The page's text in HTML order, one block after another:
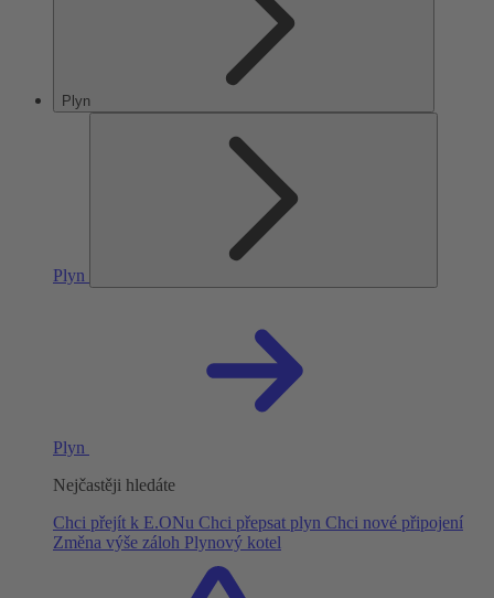
Plyn
Plyn
Plyn
Nejčastěji hledáte
Chci přejít k E.ONu Chci přepsat plyn Chci nové připojení
Změna výše záloh Plynový kotel